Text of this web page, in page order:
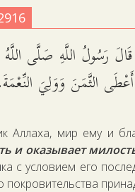
رَسُولُ اللَّهِ صَلَّى اللَّهُ
الثَّمَنَ وَوَلِيَ النِّعْمَةَ.
Аллаха, мир ему и
и оказывает
с условием его
покровительства